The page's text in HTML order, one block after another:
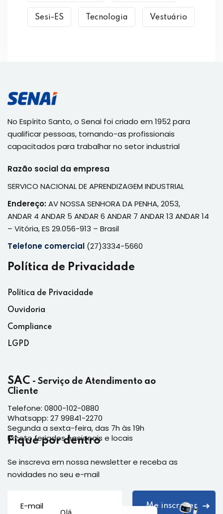
Sesi-ES Tecnologia Vestuário
No Espírito Santo, o Senai foi criado em 1952 para
qualificar pessoas, tornando-as profissionais
capacitados para trabalhar no setor industrial
Razão social da empresa
SERVICO NACIONAL DE APRENDIZAGEM INDUSTRIAL
Endereço:AV NOSSA SENHORA DA PENHA, 2053,
ANDAR 4 ANDAR 5 ANDAR 6 ANDAR 7 ANDAR 13 ANDAR 14
– Vitória, ES 29.056-913 – Brasil
Telefone comercial (27)3334-5660
Política de Privacidade
Política de Privacidade
Ouvidoria
Compliance
LGPD
SAC - Serviço de Atendimento ao
Cliente
Telefone: 0800-102-0880
Whatsapp: 27 99841-2270
Segunda a sexta-feira, das 7h às 19h
Exceto feriados nacionais e locais
Fique por dentro
Se inscreva em nossa newsletter e receba as
novidades no seu e-mail